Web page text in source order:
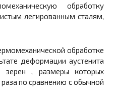
обработку
легированным сталям,
обработке
деформации аустенита
зерен , размеры которых
по сравнению с обычной